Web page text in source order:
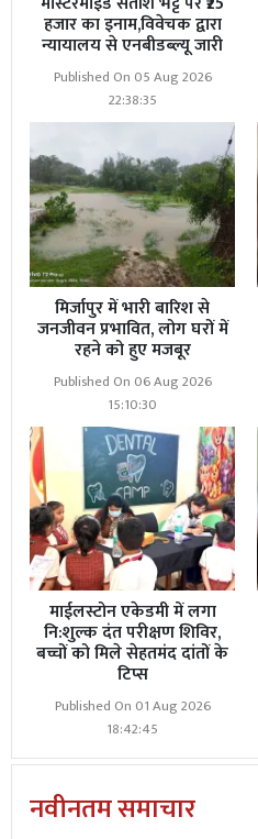
हजार का इनाम,विवेचक द्वारा
न्यायालय से एनबीडब्ल्यू जारी
Published On 05 Aug 2026
22:38:35
मिर्जापुर में भारी बारिश से
जनजीवन प्रभावित, लोग घरों में
रहने को हुए मजबूर
Published On 06 Aug 2026
15:10:30
माईलस्टोन एकेडमी में लगा
नि:शुल्क दंत परीक्षण शिविर,
बच्चों को मिले सेहतमंद दांतों के
टिप्स
Published On 01 Aug 2026
18:42:45
नवीनतम समाचार